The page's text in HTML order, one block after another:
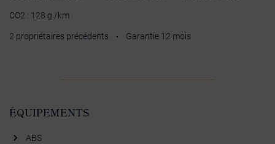
CO2 : 128 g /km
2 propriétaires précédents • Garantie 12 mois
ÉQUIPEMENTS
ABS